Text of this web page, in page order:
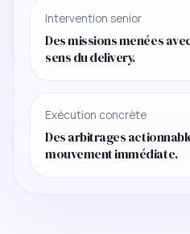
Intervention senior
Des missions menées
sens du delivery.
Exécution concrète
Des arbitrages
mouvement immédiate.